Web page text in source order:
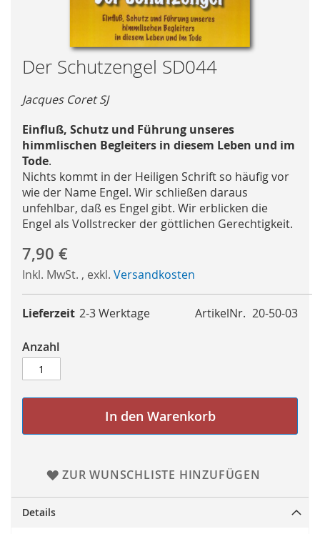
Skip
to
the
beginning
of
the
images
gallery
Der Schutzengel SD044
Jacques Coret SJ
Einfluß, Schutz und Führung unseres
himmlischen Begleiters in diesem Leben und im
Tode.
Nichts kommt in der Heiligen Schrift so häufig vor
wie der Name Engel. Wir schließen daraus
unfehlbar, daß es Engel gibt. Wir erblicken die
Engel als Vollstrecker der göttlichen Gerechtigkeit.
7,90 €
Inkl. MwSt. , exkl. Versandkosten
ArtikelNr. 20-50-03
Lieferzeit 2-3 Werktage
Anzahl
In den Warenkorb
ZUR WUNSCHLISTE HINZUFÜGEN
Details